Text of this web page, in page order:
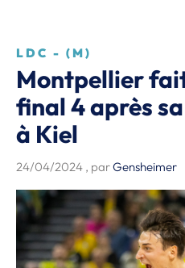
LDC - (M)
Montpellier
final 4 après
à Kiel
24/04/2024 , parGensheimer